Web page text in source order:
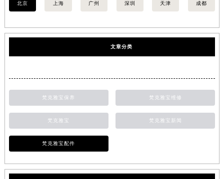
北京 上海 广州 深圳 天津 成都
文章分类
梵克雅宝保养 梵克雅宝维修
梵克雅宝 梵克雅宝新闻
梵克雅宝配件